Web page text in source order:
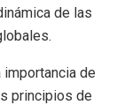
de las
de
principios de